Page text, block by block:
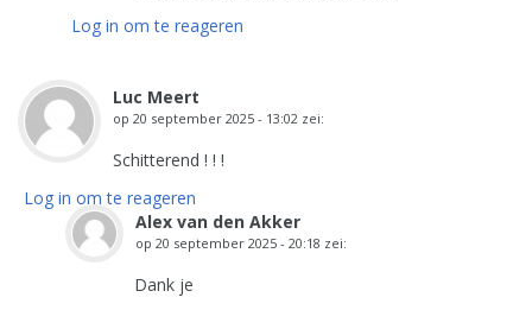
Log in om te reageren
Luc Meert
op 20 september 2025 - 13:02 zei:
Schitterend ! ! !
Log in om te reageren
Alex van den Akker
op 20 september 2025 - 20:18 zei:
Dank je